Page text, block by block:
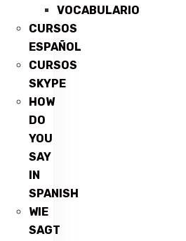
VOCABULARIO
CURSOS
ESPAÑOL
CURSOS
SKYPE
HOW
DO
YOU
SAY
IN
SPANISH
WIE
SAGT